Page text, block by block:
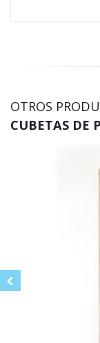
OTROS
CUBETAS DE